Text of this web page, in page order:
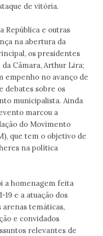
de vitória.
República e outras
na abertura da
os presidentes
Câmara, Arthur Lira;
empenho no avanço de
debates sobre os
municipalista. Ainda
marcou a
do Movimento
que tem o objetivo de
na política
a homenagem feita
e a atuação dos
arenas temáticas,
e convidados
relevantes de